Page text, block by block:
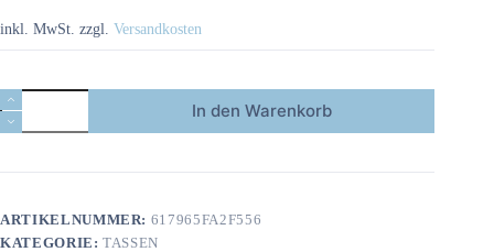
inkl. MwSt. zzgl. Versandkosten
Emailletasse
-
Mopsfledermaus
In den Warenkorb
ARTIKELNUMMER: 617965FA2F556
KATEGORIE:TASSEN